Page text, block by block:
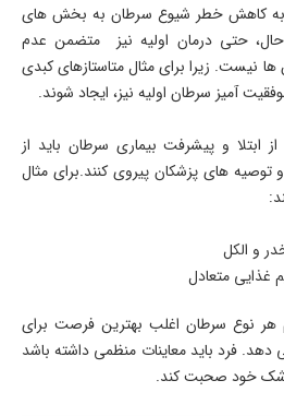
به کاهش خطر شیوع سرطان به بخش های
حتی درمان اولیه نیز متضمن عدم
نیست. زیرا برای مثال متاستازهای کبدی
آمیز سرطان اولیه نیز، ایجاد شوند.
ابتلا و پیشرفت بیماری سرطان باید از
توصیه های پزشکان پیروی کنند.برای مثال
و الکل
غذایی متعادل
نوع سرطان اغلب بهترین فرصت برای
دهد. فرد باید معاینات منظمی داشته باشد
خود صحبت کند.